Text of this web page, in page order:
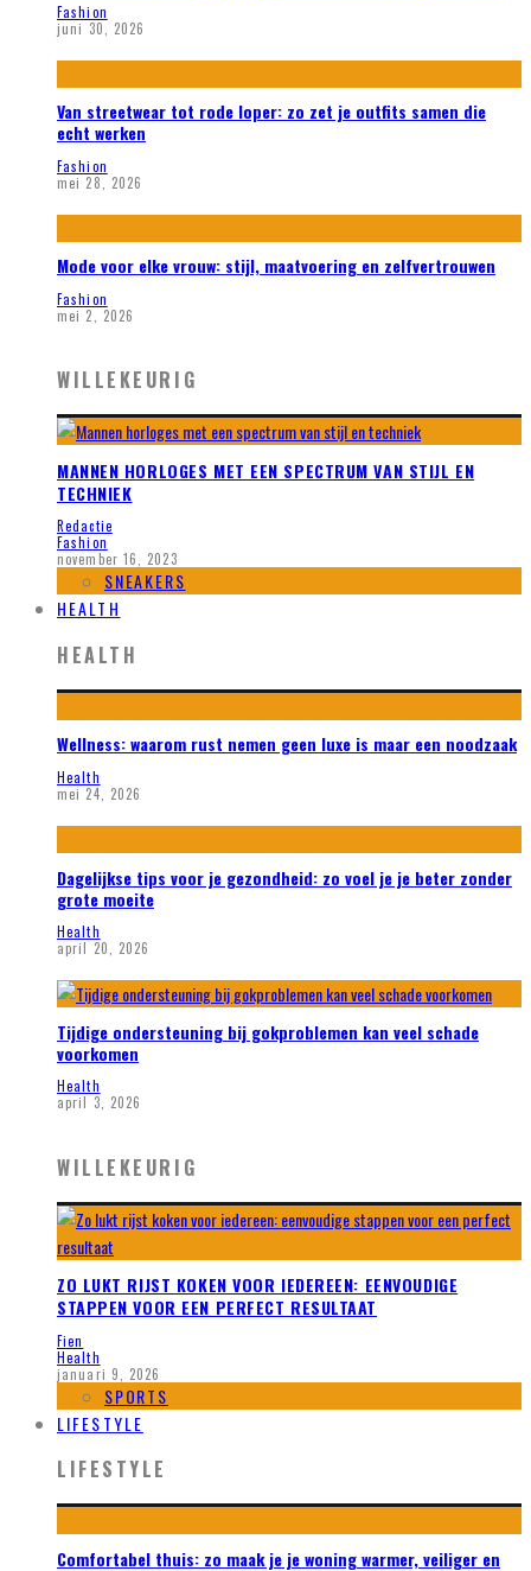
Fashion
juni 30, 2026
Van streetwear tot rode loper: zo zet je outfits samen die
echt werken
Fashion
mei 28, 2026
Mode voor elke vrouw: stijl, maatvoering en zelfvertrouwen
Fashion
mei 2, 2026
WILLEKEURIG
MANNEN HORLOGES MET EEN SPECTRUM VAN STIJL EN
TECHNIEK
Redactie
Fashion
november 16, 2023
SNEAKERS
HEALTH
HEALTH
Wellness: waarom rust nemen geen luxe is maar een noodzaak
Health
mei 24, 2026
Dagelijkse tips voor je gezondheid: zo voel je je beter zonder
grote moeite
Health
april 20, 2026
Tijdige ondersteuning bij gokproblemen kan veel schade
voorkomen
Health
april 3, 2026
WILLEKEURIG
ZO LUKT RIJST KOKEN VOOR IEDEREEN: EENVOUDIGE
STAPPEN VOOR EEN PERFECT RESULTAAT
Fien
Health
januari 9, 2026
SPORTS
LIFESTYLE
LIFESTYLE
Comfortabel thuis: zo maak je je woning warmer, veiliger en